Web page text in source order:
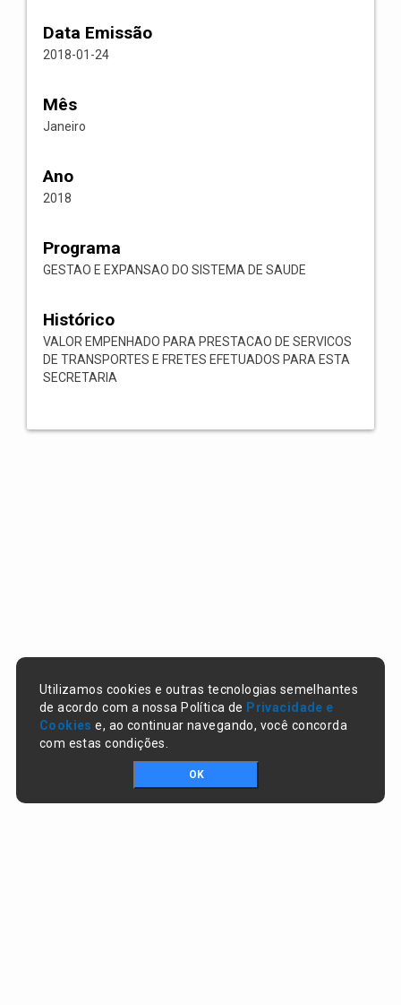
Data Emissão
2018-01-24
Mês
Janeiro
Ano
2018
Programa
GESTAO E EXPANSAO DO SISTEMA DE SAUDE
Histórico
VALOR EMPENHADO PARA PRESTACAO DE SERVICOS
DE TRANSPORTES E FRETES EFETUADOS PARA ESTA
SECRETARIA
Utilizamos cookies e outras tecnologias semelhantes
de acordo com a nossa Política de Privacidade e
Cookies e, ao continuar navegando, você concorda
com estas condições.
OK